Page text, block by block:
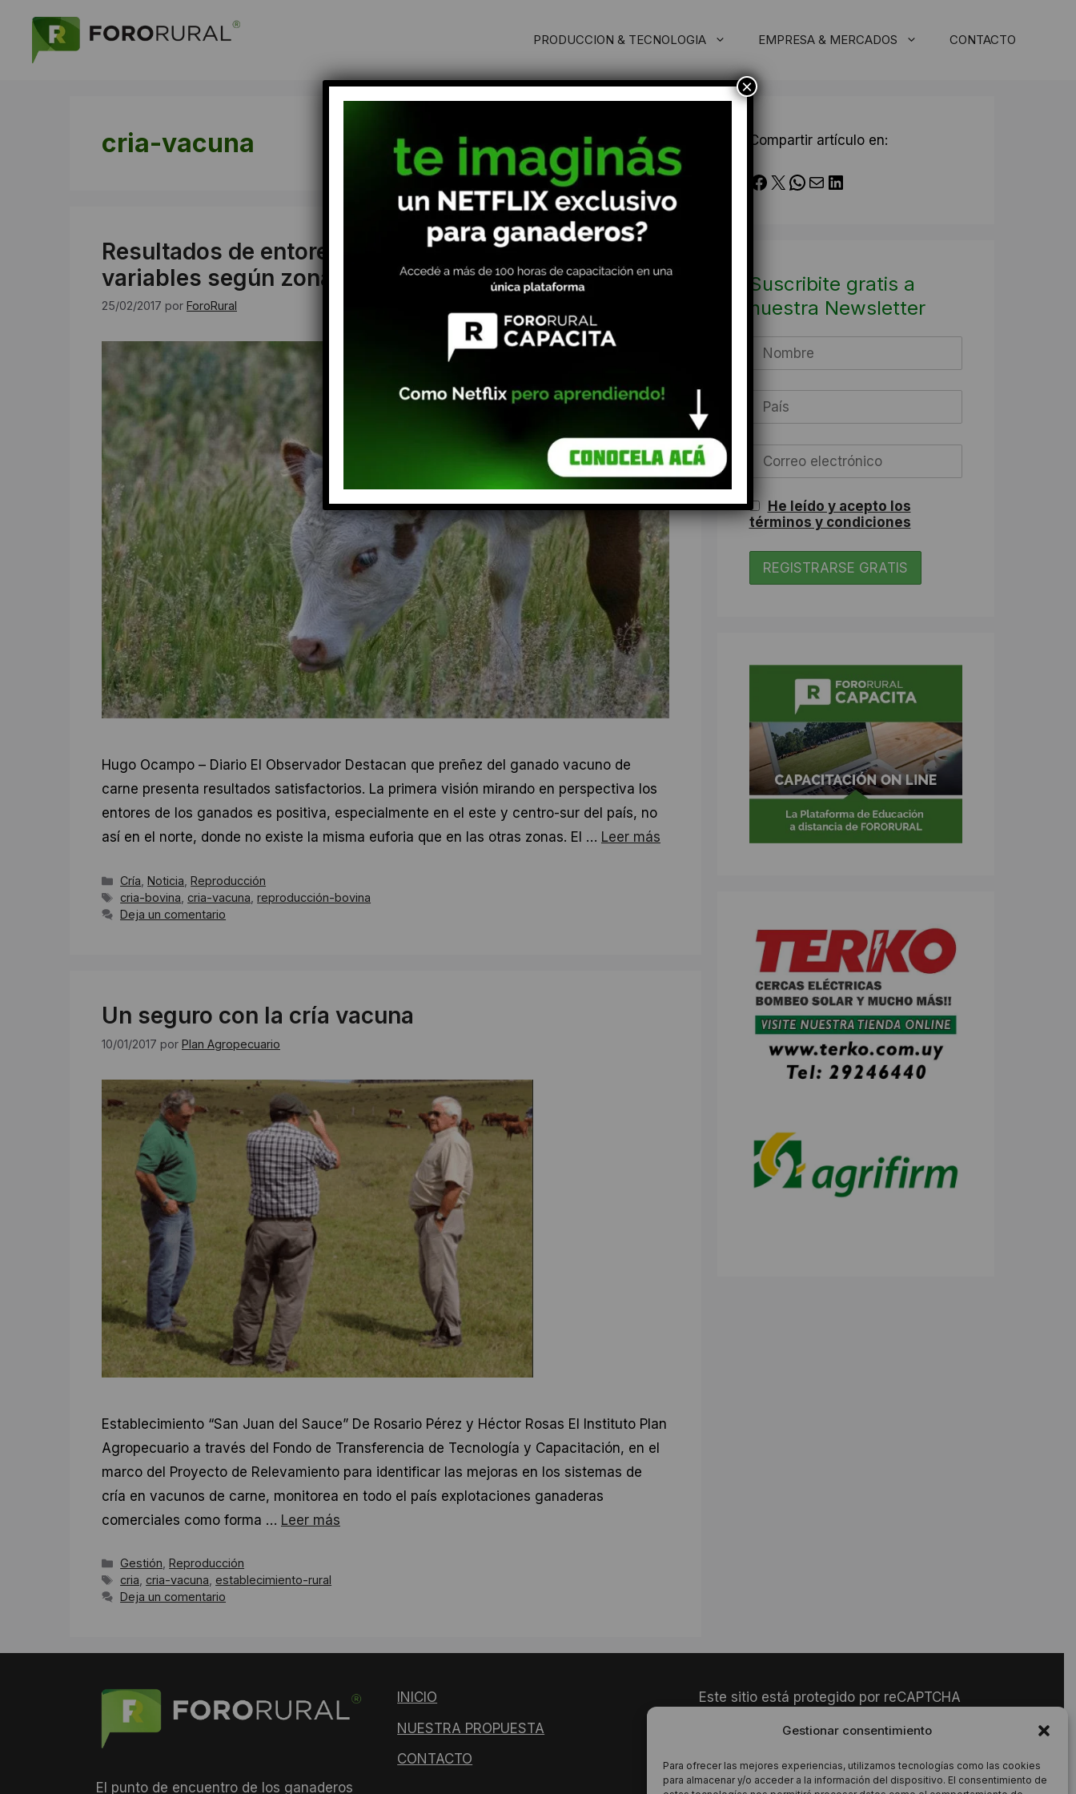
Gestionar consentimiento
Para ofrecer las mejores experiencias, utilizamos tecnologías como las cookies
para almacenar y/o acceder a la información del dispositivo. El consentimiento de
contenido
PRODUCCION & TECNOLOGIA EMPRESA & MERCADOS CONTACTO
cria-vacuna
Resultados de entores se ven positivos pero muy
variables según zonas
25/02/2017 por ForoRural
Hugo Ocampo – Diario El Observador Destacan que preñez del ganado vacuno de
carne presenta resultados satisfactorios. La primera visión mirando en perspectiva los
entores de los ganados es positiva, especialmente en el este y centro-sur del país, no
así en el norte, donde no existe la misma euforia que en las otras zonas. El … Leer más
Categorías
Cría ,Noticia ,Reproducción
Etiquetas
cria-bovina ,cria-vacuna ,reproducción-bovina
Deja un comentario
Un seguro con la cría vacuna
10/01/2017 por Plan Agropecuario
Establecimiento “San Juan del Sauce” De Rosario Pérez y Héctor Rosas El Instituto Plan
Agropecuario a través del Fondo de Transferencia de Tecnología y Capacitación, en el
marco del Proyecto de Relevamiento para identificar las mejoras en los sistemas de
cría en vacunos de carne, monitorea en todo el país explotaciones ganaderas
comerciales como forma … Leer más
Categorías
Gestión,Reproducción
Etiquetas
cria,cria-vacuna, establecimiento-rural
Deja un comentario
Compartir artículo en:
Facebook
X WhatsApp
Correo electrónico
LinkedIn
Suscribite gratis a
nuestra Newsletter
He leído y acepto los
términos y condiciones
El punto de encuentro de los ganaderos
INICIO
NUESTRA PROPUESTA
CONTACTO
Este sitio está protegido por reCAPTCHA
×